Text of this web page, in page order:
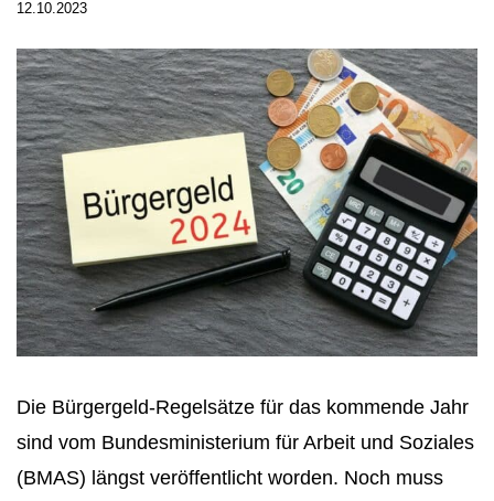
12.10.2023
Die Bürgergeld-Regelsätze für das kommende Jahr
sind vom Bundesministerium für Arbeit und Soziales
(BMAS) längst veröffentlicht worden. Noch muss